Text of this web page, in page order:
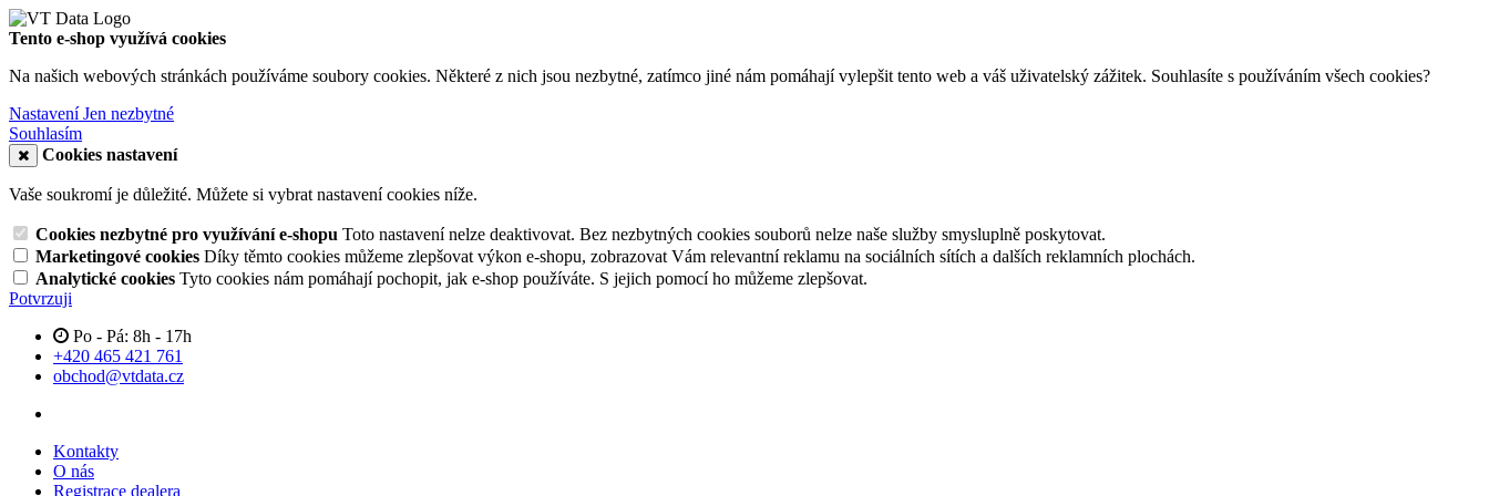
Tento e-shop využívá cookies
Na našich webových stránkách používáme soubory cookies. Některé z nich jsou nezbytné, zatímco jiné nám pomáhají vylepšit tento web a váš uživatelský zážitek. Souhlasíte s používáním všech cookies?
NastaveníJen nezbytné
Souhlasím
Cookies nastavení
Vaše soukromí je důležité. Můžete si vybrat nastavení cookies níže.
Cookies nezbytné pro využívání e-shopu Toto nastavení nelze deaktivovat. Bez nezbytných cookies souborů nelze naše služby smysluplně poskytovat.
Marketingové cookies Díky těmto cookies můžeme zlepšovat výkon e-shopu, zobrazovat Vám relevantní reklamu na sociálních sítích a dalších reklamních plochách.
Analytické cookies Tyto cookies nám pomáhají pochopit, jak e-shop používáte. S jejich pomocí ho můžeme zlepšovat.
Potvrzuji
Po - Pá: 8h - 17h
+420 465 421 761
obchod@vtdata.cz
Kontakty
O nás
Registrace dealera